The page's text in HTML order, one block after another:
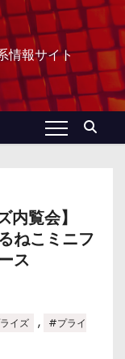
情報サイト
内覧会】
ねこミニフ
ス
イズ ,
#プライ